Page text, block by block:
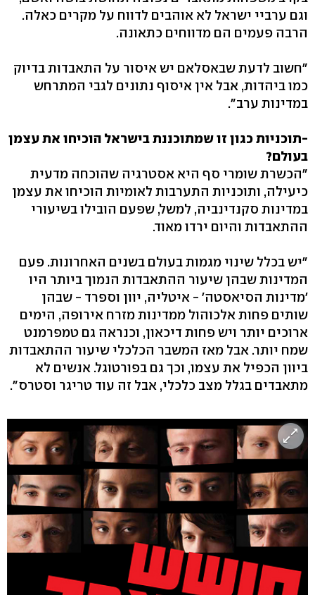
וגם ערביי ישראל לא אוהבים לדווח על מקרים כאלה.
הרבה פעמים הם מדווחים כתאונה.
"חשוב לדעת שבאסלאם יש איסור על התאבדות בדיוק
כמו ביהדות, אבל אין איסוף נתונים לגבי המתרחש
במדינות ערב".
-תוכניות כגון זו שמתוכננת בישראל הוכיחו את עצמן
בעולם?
"הכשרת שומרי סף היא אסטרגיה שהוכחה מדעית
כיעילה, ותוכניות התערבות לאומיות הוכיחו את עצמן
במדינות סקנדינביה, למשל, שפעם הובילו בשיעורי
ההתאבדות והיום ירדו מאוד.
"יש בכלל שינוי מגמות בעולם בשנים האחרונות. פעם
המדינות שבהן שיעור ההתאבדות הנמוך ביותר היו
'מדינות הסיאסטה' - איטליה, יוון וספרד - שבהן
שותים פחות אלכוהול ממדינות מזרח אירופה, הימים
ארוכים יותר ויש פחות דיכאון, וכנראה גם טמפרמנט
שמח יותר. אבל מאז המשבר הכלכלי שיעור ההתאבדות
ביוון הכפיל את עצמו, וכך גם בפורטוגל. אנשים לא
מתאבדים בגלל מצב כלכלי, אבל זה עוד טריגר וסטרס".